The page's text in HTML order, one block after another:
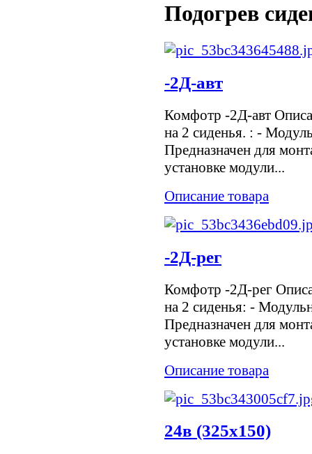
Подогрев
-2Д-авт
Комфотр -2Д-авт
на 2 сиденья. : -
Предназначен для
установке модули...
Описание товара
-2Д-рег
Комфотр -2Д-рег
на 2 сиденья: -
Предназначен для
установке модули...
Описание товара
24в (325х150)